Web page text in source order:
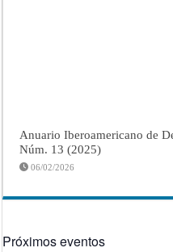
Anuario Iberoamericano de
Núm. 13 (2025)
06/02/2026
Próximos eventos